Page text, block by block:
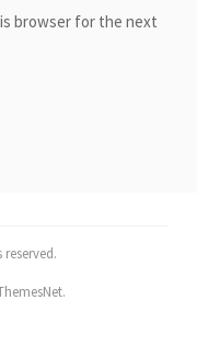
browser for the next